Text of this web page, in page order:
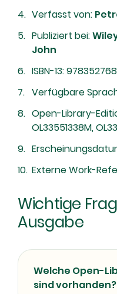
Verfasst von:
Publiziert bei:
John
ISBN-13:
Verfügbare
Open-Library-
OL33551338M,
Externe Work-
Wichtige
Ausgabe
Welche Open-
sind vorhanden?